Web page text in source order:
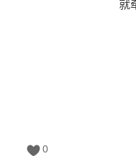
就
0